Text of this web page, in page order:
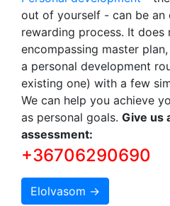
out of yourself - can be an
rewarding process. It does
encompassing master
a personal development
existing one) with a few
We can help you achieve
as personal goals. Give us
assessment:
+36706290690
Elolvasom →